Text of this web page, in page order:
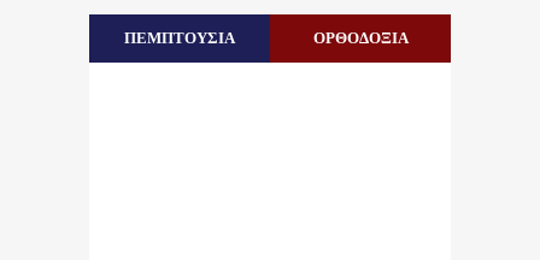
ΠΕΜΠΤΟΥΣΙΑ ΟΡΘΟΔΟΞΙΑ